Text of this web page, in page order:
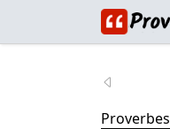
Proverbes